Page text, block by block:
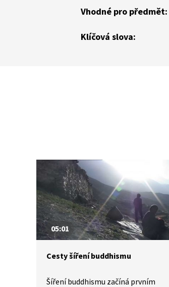
Vhodné pro předmět:
Klíčová slova:
05:01
Cesty šíření buddhismu
Šíření buddhismu začíná prvním